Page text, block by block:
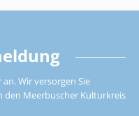
Wir versorgen Sie
Meerbuscher Kulturkreis